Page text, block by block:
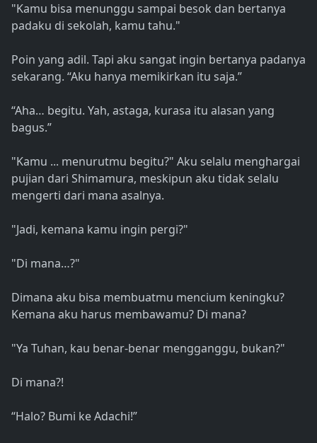
"Kamu bisa menunggu sampai besok dan bertanya
padaku di sekolah, kamu tahu."
Poin yang adil. Tapi aku sangat ingin bertanya padanya
sekarang. “Aku hanya memikirkan itu saja.”
“Aha… begitu. Yah, astaga, kurasa itu alasan yang
bagus.”
"Kamu ... menurutmu begitu?" Aku selalu menghargai
pujian dari Shimamura, meskipun aku tidak selalu
mengerti dari mana asalnya.
"Jadi, kemana kamu ingin pergi?"
"Di mana…?"
Dimana aku bisa membuatmu mencium keningku?
Kemana aku harus membawamu? Di mana?
"Ya Tuhan, kau benar-benar mengganggu, bukan?"
Di mana?!
“Halo? Bumi ke Adachi!”